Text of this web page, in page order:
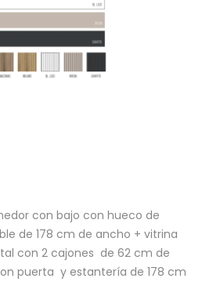
con bajo con hueco de
de 178 cm de ancho + vitrina
con 2 cajones de 62 cm de
puerta y estantería de 178 cm